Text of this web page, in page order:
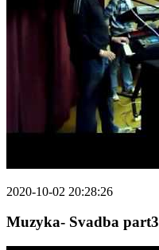
2020-10-02 20:28:26
Muzyka- Svadba part3